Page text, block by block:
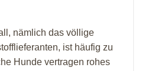
nämlich das völlige
ist häufig zu
Hunde vertragen rohes